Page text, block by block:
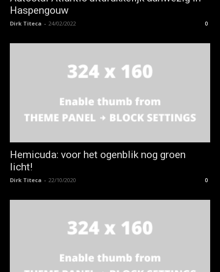
Haspengouw
Dirk Titeca - 24/02/2022 0
Hemicuda: voor het ogenblik nog groen
licht!
Dirk Titeca - 22/10/2020 0